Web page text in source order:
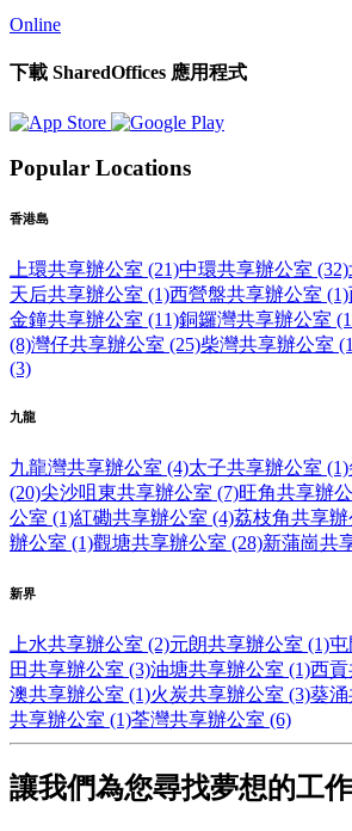
Online
下載 SharedOffices 應用程式
Popular Locations
香港島
上環共享辦公室 (21)中環共享辦公室 (32)
天后共享辦公室 (1)西營盤共享辦公室 (1)
金鐘共享辦公室 (11)銅鑼灣共享辦公室
(8)灣仔共享辦公室 (25)柴灣共享辦公室
(3)
九龍
九龍灣共享辦公室 (4)太子共享辦公室 (1)
(20)尖沙咀東共享辦公室 (7)旺角共享辦
公室 (1)紅磡共享辦公室 (4)荔枝角共享辦
辦公室 (1)觀塘共享辦公室 (28)新蒲崗共
新界
上水共享辦公室 (2)元朗共享辦公室 (1)屯
田共享辦公室 (3)油塘共享辦公室 (1)西貢
澳共享辦公室 (1)火炭共享辦公室 (3)葵涌
共享辦公室 (1)荃灣共享辦公室 (6)
讓我們為您尋找夢想的工作